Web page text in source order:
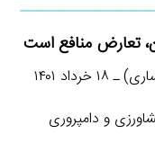
تعارض منافع است
۱۴۰۱
و دامپروری